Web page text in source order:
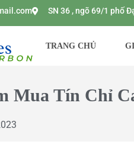
SN 36 , ngõ 69/1 phố
TRANG CHỦ
Mua Tín Chỉ